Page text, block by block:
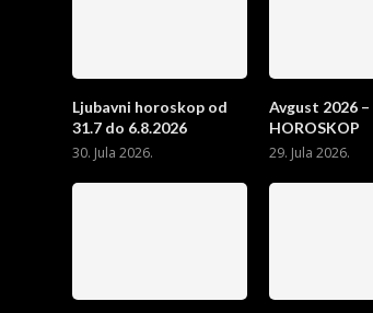
Ljubavni horoskop od
31.7 do 6.8.2026
30. Jula 2026.
Avgust 2026 –
HOROSKOP
29. Jula 2026.